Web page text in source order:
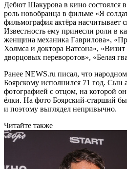
Дебют Шакурова в кино состоялся
роль новобранца в фильме «Я
фильмография актёра насчитывает
Известность ему принесли роли в
женщина механика Гаврилова»,
Холмса и доктора Ватсона»,
дворцовых переворотов», «Белая
Ранее NEWS.ru писал, что
Боярскому исполнился 71 год. Сын
фотографией с отцом, на которой
ёлки. На фото Боярский-старший
и поэтому выглядел непривычно.
Читайте также